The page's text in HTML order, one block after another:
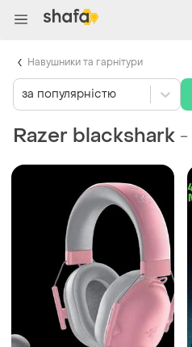
Razer blackshark -
за популярністю
Навушники та гарнітури